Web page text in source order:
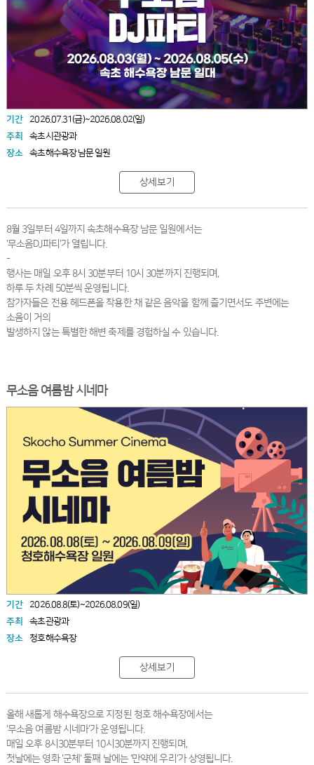
기간
2026.07.31(금)~2026.08.02(일)
주최
속초시관광과
장소
속초해수욕장 남문 일원
상세보기
8월 3일부터 4일까지 속초해수욕장 남문 일원에서는
'무소음DJ파티'가 열립니다.
-
행사는 매일 오후 8시 30분부터 10시 30분까지 진행되며,
하루 두 차례 50분씩 운영됩니다.
참가자들은 전용 헤드폰을 착용한 채 같은 음악을 함께 즐기면서도 주변에는
소음이 거의
발생하지 않는 특별한 해변 축제를 경험하실 수 있습니다.
무소음 여름밤 시네마
기간
2026.08.8(토)~2026.08.09(일)
주최
속초관광과
장소
청호해수욕장
상세보기
올해 새롭게 해수욕장으로 지정된 청호 해수욕장에서는
'무소음 여름밤 시네마'가 운영됩니다.
매일 오후 8시30분부터 10시30분까지 진행되며,
첫날에는 영화 '군체' 둘째 날에는 '만약에 우리'가 상영됩니다.